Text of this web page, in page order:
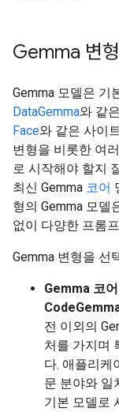
Gemma 변
Gemma 모델은 기
DataGemma와 같
Face와 같은 사이
변형을 비롯한 여
로 시작해야 할지
최신 Gemma 코어
형의 Gemma 모델
없이 다양한 프롬
Gemma 변형을 선
Gemma 코
전 이외의
처를 가지며
다. 애플리케
문 분야와 일
기본 모델로